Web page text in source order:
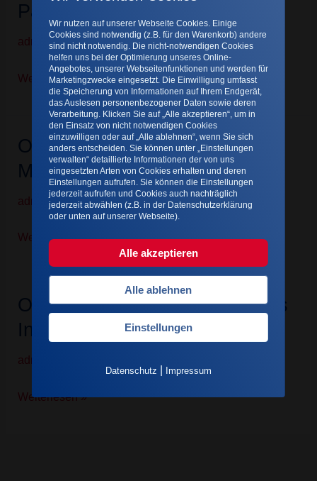
Parasiten
admin
Parasiten
Weiterlesen »
Otitis media – Entzündung des
Mittelohrs
admin
Otitis
media
Entzündung
Weiterlesen »
Otitis interna – Entzündung des
Innenohrs
admin
Otitis
interna
Entzündung
Weiterlesen »
Wir nutzen auf unserer Webseite Cookies. Einige
Cookies sind notwendig (z.B. für den Warenkorb) andere
sind nicht notwendig. Die nicht-notwendigen Cookies
helfen uns bei der Optimierung unseres Online-
Angebotes, unserer Webseitenfunktionen und werden für
Marketingzwecke eingesetzt. Die Einwilligung umfasst
die Speicherung von Informationen auf Ihrem Endgerät,
das Auslesen personenbezogener Daten sowie deren
Verarbeitung. Klicken Sie auf „Alle akzeptieren“, um in
den Einsatz von nicht notwendigen Cookies
einzuwilligen oder auf „Alle ablehnen“, wenn Sie sich
anders entscheiden. Sie können unter „Einstellungen
verwalten“ detaillierte Informationen der von uns
eingesetzten Arten von Cookies erhalten und deren
Einstellungen aufrufen. Sie können die Einstellungen
jederzeit aufrufen und Cookies auch nachträglich
jederzeit abwählen (z.B. in der Datenschutzerklärung
oder unten auf unserer Webseite).
Alle akzeptieren
Alle ablehnen
Einstellungen
Datenschutz | Impressum